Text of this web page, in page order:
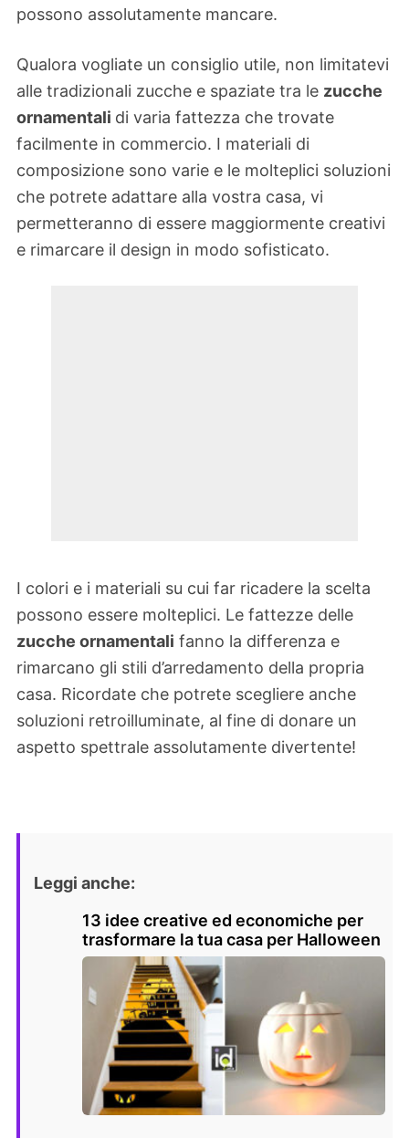
possono assolutamente mancare.
Qualora vogliate un consiglio utile, non limitatevi
alle tradizionali zucche e spaziate tra le zucche
ornamentali di varia fattezza che trovate
facilmente in commercio. I materiali di
composizione sono varie e le molteplici soluzioni
che potrete adattare alla vostra casa, vi
permetteranno di essere maggiormente creativi
e rimarcare il design in modo sofisticato.
I colori e i materiali su cui far ricadere la scelta
possono essere molteplici. Le fattezze delle
zucche ornamentali fanno la differenza e
rimarcano gli stili d’arredamento della propria
casa. Ricordate che potrete scegliere anche
soluzioni retroilluminate, al fine di donare un
aspetto spettrale assolutamente divertente!
Leggi anche:
13 idee creative ed economiche per
trasformare la tua casa per Halloween